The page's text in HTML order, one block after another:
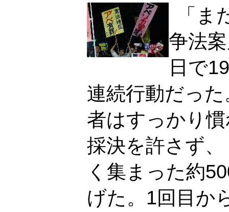
「
争法
日で
連続行動だっ
者はすっかり
採決を許さず
く集まった約
げた。1回目か